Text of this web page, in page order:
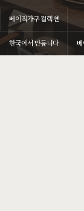
베이직가구 컬렉션
한국에서 만듭니다